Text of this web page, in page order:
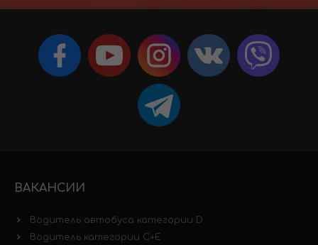
ВАКАНСИИ
Водитель автобуса категории D
Водитель категории C+E